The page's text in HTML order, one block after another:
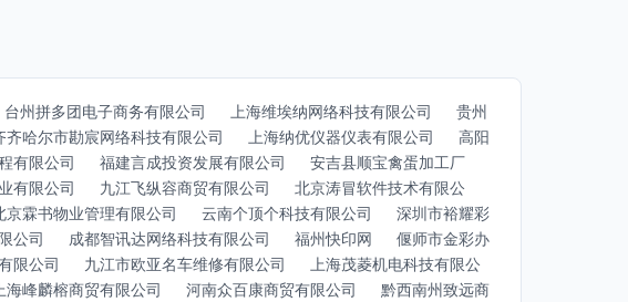
台州拼多团电子商务有限公司 上海维埃纳网络科技有限公司
贵州
齐哈尔市勘宸网络科技有限公司 上海纳优仪器仪表有限公司
高阳
有限公司 福建言成投资发展有限公司
安吉县顺宝禽蛋加工厂
有限公司 九江飞纵容商贸有限公司
北京涛冒软件技术有限公
京霖书物业管理有限公司 云南个顶个科技有限公司
深圳市裕耀彩
公司 成都智讯达网络科技有限公司 福州快印网
偃师市金彩办
限公司 九江市欧亚名车维修有限公司
上海茂菱机电科技有限公
海峰麟榕商贸有限公司 河南众百康商贸有限公司 黔西南州致远商